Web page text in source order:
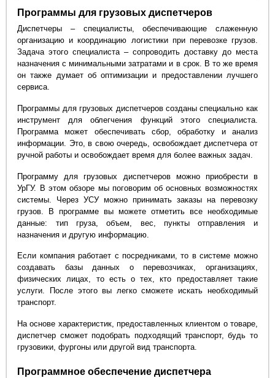
Программы для грузовых диспетчеров
Диспетчеры – специалисты, обеспечивающие слаженную
организацию и координацию логистики при перевозке грузов.
Задача этого специалиста – сопроводить доставку до места
назначения с минимальными затратами и в срок. В то же время
он также думает об оптимизации и предоставлении лучшего
сервиса.
Программы для грузовых диспетчеров созданы специально как
инструмент для облегчения функций этого специалиста.
Программа может обеспечивать сбор, обработку и анализ
информации. Это, в свою очередь, освобождает диспетчера от
ручной работы и освобождает время для более важных задач.
Программу для грузовых диспетчеров можно приобрести в
УрГУ. В этом обзоре мы поговорим об основных возможностях
системы. Через УСУ можно принимать заказы на перевозку
грузов. В программе вы можете отметить все необходимые
данные: тип груза, объем, вес, пункты отправления и
назначения и другую информацию.
Если компания работает с посредниками, то в системе можно
создавать базы данных о перевозчиках, организациях,
физических лицах, то есть о тех, кто предоставляет такие
услуги. После этого вы легко сможете искать необходимый
транспорт.
На основе характеристик, предоставленных клиентом о товаре,
диспетчер сможет подобрать подходящий транспорт, будь то
грузовики, фургоны или другой вид транспорта.
Программное обеспечение диспетчера